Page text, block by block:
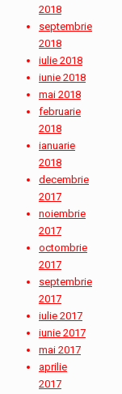
2018
septembrie
2018
iulie 2018
iunie 2018
mai 2018
februarie
2018
ianuarie
2018
decembrie
2017
noiembrie
2017
octombrie
2017
septembrie
2017
iulie 2017
iunie 2017
mai 2017
aprilie
2017